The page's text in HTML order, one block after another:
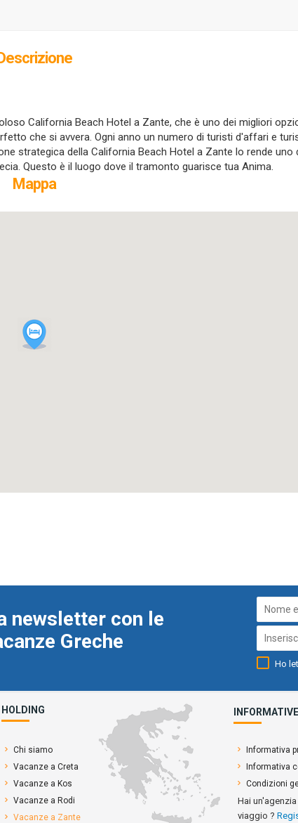
California Beach Hotel a Zante, che è uno dei migliori
che si avvera. Ogni anno un numero di turisti d'affari e
strategica della California Beach Hotel a Zante lo rende uno
Questo è il luogo dove il tramonto guarisce tua Anima.
Mappa
Ho
newsletter con le
Greche
HOLDING INFORMATIVE
Chi siamo
Vacanze a Creta
Vacanze a Kos
Vacanze a Rodi
Vacanze a Zante
Informativa
Informativa
Condizioni
Hai
viaggio ?